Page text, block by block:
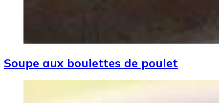
Soupe aux boulettes de poulet